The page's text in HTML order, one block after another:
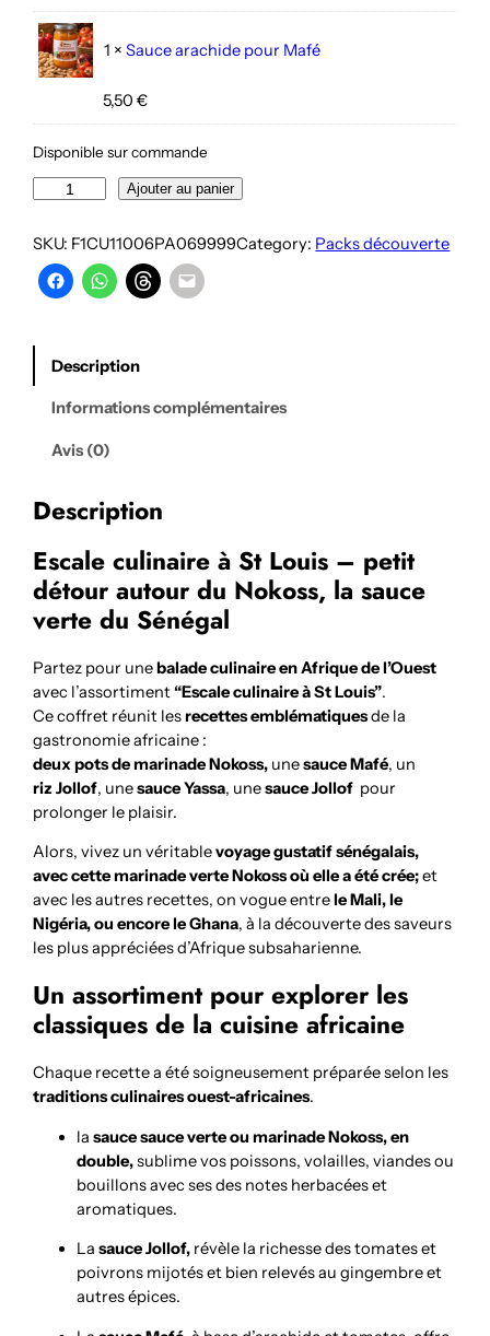
1 ×Sauce arachide pour Mafé
5,50€
Disponible sur commande
quantité
Escale
Nokoss
à
bocaux
dont
de
Nokoss
Ajouter au panier
SKU: F1CU11006PA069999Category: Packs découverte
Description
Informations complémentaires
Avis (0)
Description
Escale culinaire à St Louis – petit
détour autour du Nokoss, la sauce
verte du Sénégal
Partez pour unebalade culinaire en Afrique de l’Ouest
avec l’assortiment“Escale culinaire à St Louis”.
Ce coffret réunit lesrecettes emblématiquesde la
gastronomie africaine :
deux pots de marinade Nokoss, unesauce Mafé, un
riz Jollof, unesauce Yassa, unesauce Jollof pour
prolonger le plaisir.
Alors, vivez un véritablevoyage gustatif sénégalais,
avec cette marinade verte Nokoss où elle a été crée;et
avec les autres recettes, on vogue entre le Mali, le
Nigéria, ou encore le Ghana, à la découverte des saveurs
les plus appréciées d’Afrique subsaharienne.
Un assortiment pour explorer les
classiques de la cuisine africaine
Chaque recette a été soigneusement préparée selon les
traditions culinaires ouest-africaines.
lasauce sauce verte ou marinade Nokoss, en
double,sublime vos poissons, volailles, viandes ou
bouillons avec ses des notes herbacées et
aromatiques.
Lasauce Jollof, révèle la richesse des tomates et
poivrons mijotés et bien relevés au gingembre et
autres épices.